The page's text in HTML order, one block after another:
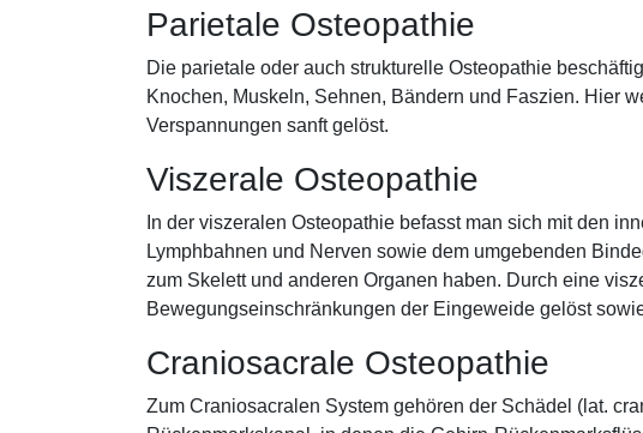
Parietale Osteopathie
Die parietale oder auch strukturelle Osteopathie
Knochen, Muskeln, Sehnen, Bändern und Faszien. Hier
Verspannungen sanft gelöst.
Viszerale Osteopathie
In der viszeralen Osteopathie befasst man sich mit den
Lymphbahnen und Nerven sowie dem umgebenden
zum Skelett und anderen Organen haben. Durch eine
Bewegungseinschränkungen der Eingeweide gelöst
Craniosacrale Osteopathie
Zum Craniosacralen System gehören der Schädel (lat.